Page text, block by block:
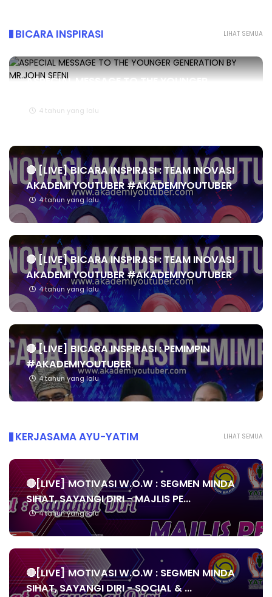
LIHAT SEMUA
BICARA INSPIRASI
ASPECIAL MESSAGE TO THE YOUNGER
4 tahun yang lalu
🔴 [LIVE] BICARA INSPIRASI : TEAM INOVASI
AKADEMI YOUTUBER #AKADEMIYOUTUBER
4 tahun yang lalu
🔴 [LIVE] BICARA INSPIRASI : TEAM INOVASI
AKADEMI YOUTUBER #AKADEMIYOUTUBER
4 tahun yang lalu
🔴 [LIVE] BICARA INSPIRASI : PEMIMPIN
#AKADEMIYOUTUBER
4 tahun yang lalu
LIHAT SEMUA
KERJASAMA AYU-YATIM
🔴[LIVE] MOTIVASI W.O.W : SEGMEN MINDA
SIHAT, SAYANGI DIRI - MAJLIS PE...
4 tahun yang lalu
🔴[LIVE] MOTIVASI W.O.W : SEGMEN MINDA
SIHAT, SAYANGI DIRI - SOCIAL & ...